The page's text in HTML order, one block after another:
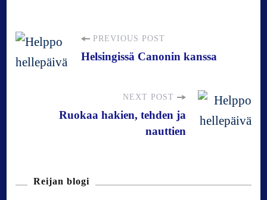
P
N
PREVIOUS POST
Helsingissä Canonin kanssa
NEXT POST
Ruokaa hakien, tehden ja
nauttien
Reijan blogi